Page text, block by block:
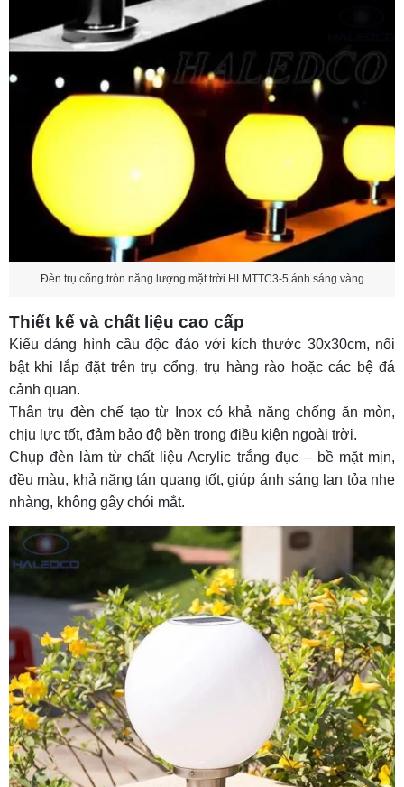
Đèn trụ cổng tròn năng lượng mặt trời HLMTTC3-5 ánh sáng vàng
Thiết kế và chất liệu cao cấp
Kiểu dáng hình cầu độc đáo với kích thước 30x30cm, nổi
bật khi lắp đặt trên trụ cổng, trụ hàng rào hoặc các bệ đá
cảnh quan.
Thân trụ đèn chế tạo từ Inox có khả năng chống ăn mòn,
chịu lực tốt, đảm bảo độ bền trong điều kiện ngoài trời.
Chụp đèn làm từ chất liệu Acrylic trắng đục – bề mặt mịn,
đều màu, khả năng tán quang tốt, giúp ánh sáng lan tỏa nhẹ
nhàng, không gây chói mắt.